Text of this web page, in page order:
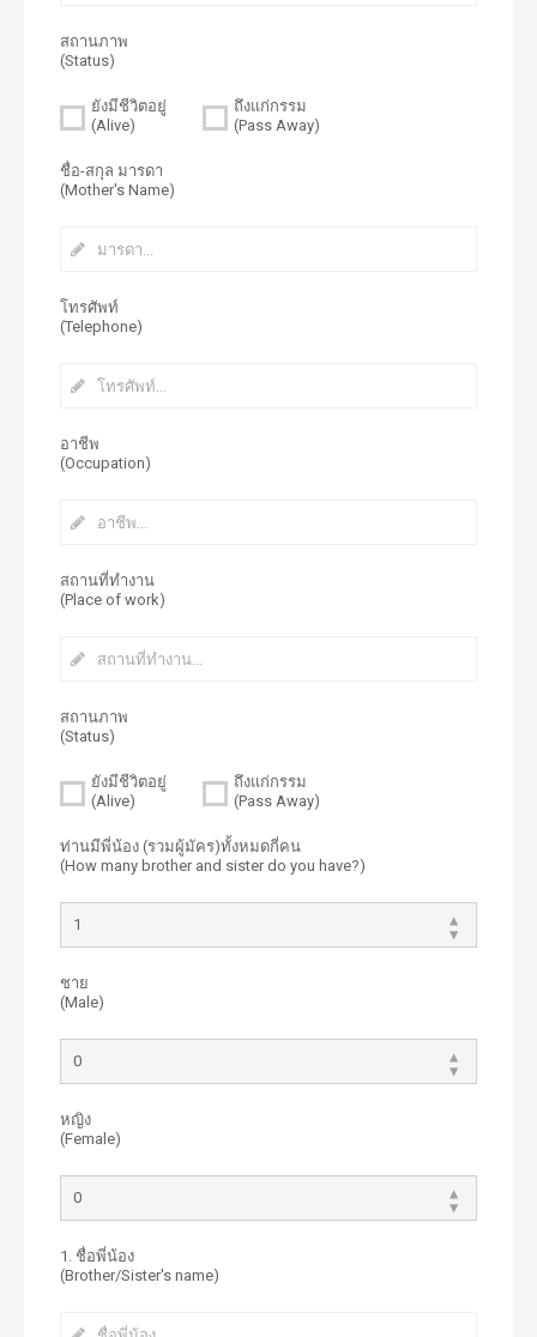
สถานภาพ
(Status)
ยังมีชีวิตอยู่
(Alive)
ถึงแก่กรรม
(Pass Away)
ชื่อ-สกุล มารดา
(Mother's Name)
โทรศัพท์
(Telephone)
อาชีพ
(Occupation)
สถานที่ทำงาน
(Place of work)
สถานภาพ
(Status)
ยังมีชีวิตอยู่
(Alive)
ถึงแก่กรรม
(Pass Away)
ท่านมีพี่น้อง (รวมผู้มัคร)ทั้งหมดกี่คน
(How many brother and sister do you have?)
ชาย
(Male)
หญิง
(Female)
1. ชื่อพี่น้อง
(Brother/Sister's name)